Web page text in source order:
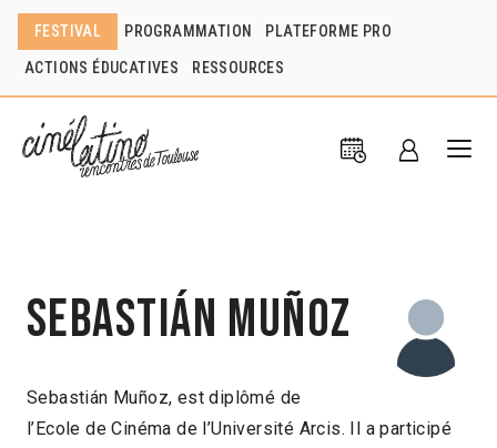
FESTIVAL PROGRAMMATION PLATEFORME PRO
ACTIONS ÉDUCATIVES RESSOURCES
Sebastián Muñoz
Sebastián Muñoz, est diplômé de
l’Ecole de Cinéma de l’Université Arcis. Il a participé